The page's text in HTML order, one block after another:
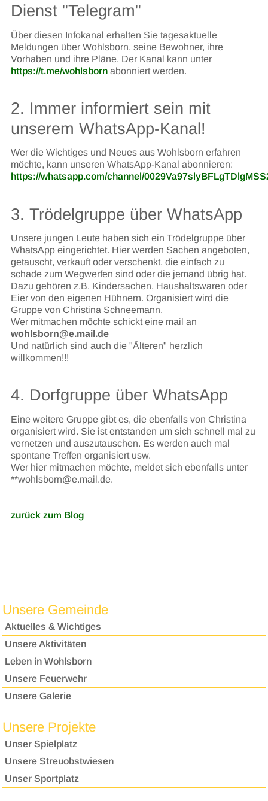
Dienst "Telegram"
Über diesen Infokanal erhalten Sie tagesaktuelle
Meldungen über Wohlsborn, seine Bewohner, ihre
Vorhaben und ihre Pläne. Der Kanal kann unter
https://t.me/wohlsbornabonniert werden.
2. Immer informiert sein mit
unserem WhatsApp-Kanal!
Wer die Wichtiges und Neues aus Wohlsborn erfahren
möchte, kann unseren WhatsApp-Kanal abonnieren:
https://whatsapp.com/channel/
3. Trödelgruppe über WhatsApp
Unsere jungen Leute haben sich ein Trödelgruppe über
WhatsApp eingerichtet. Hier werden Sachen angeboten,
getauscht, verkauft oder verschenkt, die einfach zu
schade zum Wegwerfen sind oder die jemand übrig hat.
Dazu gehören z.B. Kindersachen, Haushaltswaren oder
Eier von den eigenen Hühnern. Organisiert wird die
Gruppe von Christina Schneemann.
Wer mitmachen möchte schickt eine mail an
wohlsborn@e.mail.de
Und natürlich sind auch die "Älteren" herzlich
willkommen!!!
4. Dorfgruppe über WhatsApp
Eine weitere Gruppe gibt es, die ebenfalls von Christina
organisiert wird. Sie ist entstanden um sich schnell mal zu
vernetzen und auszutauschen. Es werden auch mal
spontane Treffen organisiert usw.
Wer hier mitmachen möchte, meldet sich ebenfalls unter
**wohlsborn@e.mail.de.
zurück zum Blog
Unsere Gemeinde
Aktuelles & Wichtiges
Unsere Aktivitäten
Leben in Wohlsborn
Unsere Feuerwehr
Unsere Galerie
Unsere Projekte
Unser Spielplatz
Unsere Streuobstwiesen
Unser Sportplatz